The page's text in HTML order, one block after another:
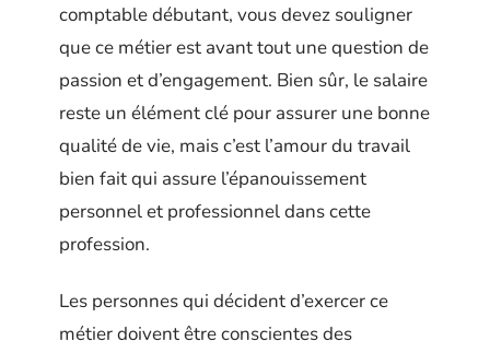
comptable débutant, vous devez souligner
que ce métier est avant tout une question de
passion et d’engagement. Bien sûr, le salaire
reste un élément clé pour assurer une bonne
qualité de vie, mais c’est l’amour du travail
bien fait qui assure l’épanouissement
personnel et professionnel dans cette
profession.
Les personnes qui décident d’exercer ce
métier doivent être conscientes des